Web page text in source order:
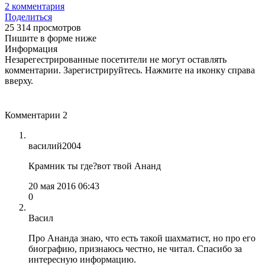
2 комментария
Поделиться
25 314 просмотров
Пишите в форме ниже
Информация
Незарегестрированные посетители не могут оставлять
комментарии. Зарегистрируйтесь. Нажмите на иконку справа
вверху.
Комментарии 2
василий2004
Крамник ты где?вот твой Ананд
20 мая 2016 06:43
0
Васил
Про Ананда знаю, что есть такой шахматист, но про его
биографию, признаюсь честно, не читал. Спасибо за
интересную информацию.